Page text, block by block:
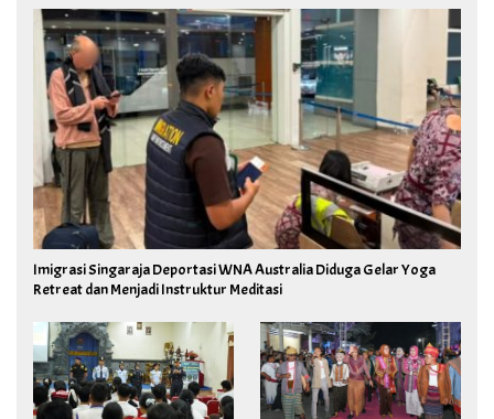
Imigrasi Singaraja Deportasi WNA Australia Diduga Gelar Yoga
Retreat dan Menjadi Instruktur Meditasi